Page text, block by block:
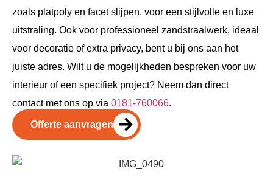
zoals platpoly en facet slijpen, voor een stijlvolle en luxe
uitstraling. Ook voor professioneel zandstraalwerk, ideaal
voor decoratie of extra privacy, bent u bij ons aan het
juiste adres. Wilt u de mogelijkheden bespreken voor uw
interieur of een specifiek project? Neem dan direct
contact met ons op via 0181-760066.
Offerte aanvragen